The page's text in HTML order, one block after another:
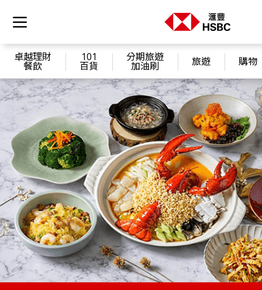
卓越理財
餐飲
101
百貨
分期旅遊
加油刷 旅遊 購物